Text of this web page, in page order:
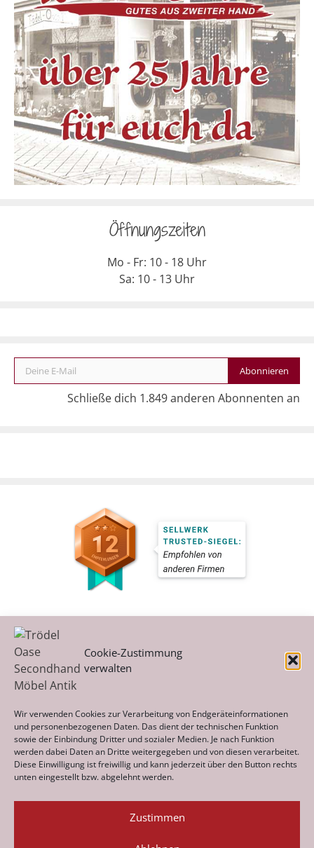
Cookie-Zustimmung
verwalten
Wir verwenden Cookies zur Verarbeitung von Endgeräteinformationen
und personenbezogenen Daten. Das dient der technischen Funktion
sowie der Einbindung Dritter und sozialer Medien. Je nach Funktion
werden dabei Daten an Dritte weitergegeben und von diesen verarbeitet.
Diese Einwilligung ist freiwillig und kann jederzeit über den Button rechts
unten eingestellt bzw. abgelehnt werden.
Zustimmen
Öffnungszeiten
Mo - Fr: 10 - 18 Uhr
Sa: 10 - 13 Uhr
Deine E-Mail
Abonnieren
Schließe dich 1.849 anderen Abonnenten an
Archiv